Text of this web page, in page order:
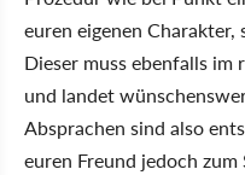
euren eigenen
Dieser muss ebenfalls
und landet
Absprachen sind also
euren Freund jedoch zum